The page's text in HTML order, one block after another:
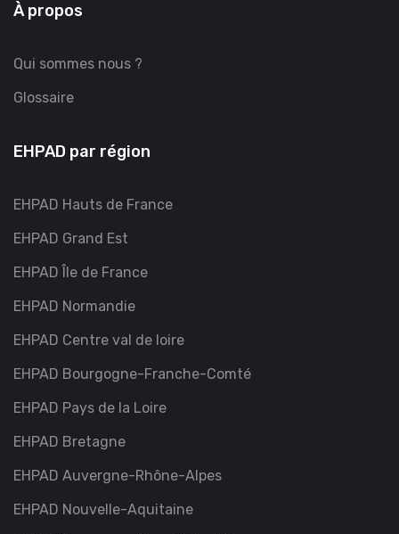
À propos
Qui sommes nous ?
Glossaire
EHPAD par région
EHPAD Hauts de France
EHPAD Grand Est
EHPAD Île de France
EHPAD Normandie
EHPAD Centre val de loire
EHPAD Bourgogne-Franche-Comté
EHPAD Pays de la Loire
EHPAD Bretagne
EHPAD Auvergne-Rhône-Alpes
EHPAD Nouvelle-Aquitaine